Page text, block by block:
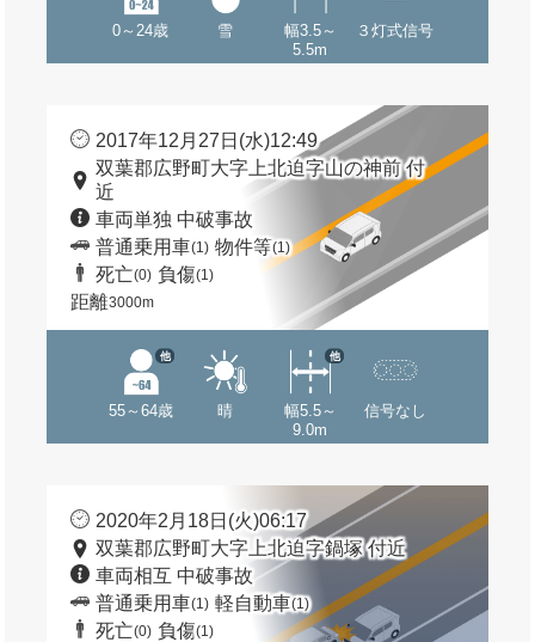
0～24歳 雪
幅3.5～
5.5m
３灯式信号
2017年12月27日(水)12:49
双葉郡広野町大字上北迫字山の神前 付
近
車両単独 中破事故
普通乗用車(1) 物件等(1)
死亡(0) 負傷(1)
距離3000m
55～64歳
他
晴
幅5.5～
9.0m
他
信号なし
2020年2月18日(火)06:17
双葉郡広野町大字上北迫字鍋塚 付近
車両相互 中破事故
普通乗用車(1) 軽自動車(1)
死亡(0) 負傷(1)